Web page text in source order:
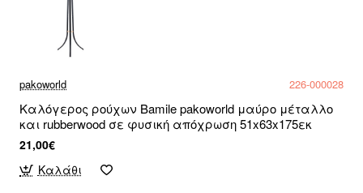
pakoworld 226-000028
Καλόγερος ρούχων Bamile pakoworld μαύρο μέταλλο
και rubberwood σε φυσική απόχρωση 51x63x175εκ
21,00€
Καλάθι